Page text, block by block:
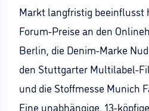
Markt langfristig beeinflusst
Forum-Preise an den
Berlin, die Denim-Marke
den Stuttgarter Multilabel-
und die Stoffmesse Munich
Eine unabhängige, 13-